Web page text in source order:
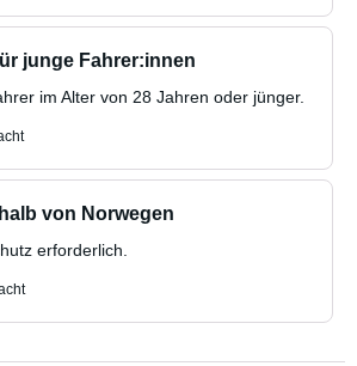
junge Fahrer:innen
im Alter von 28 Jahren oder jünger.
von Norwegen
erforderlich.